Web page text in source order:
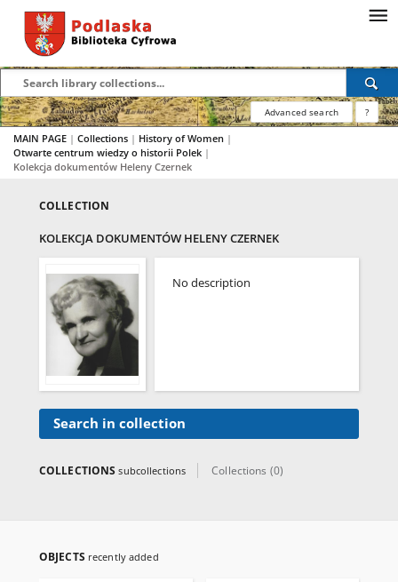
Advanced search ?
MAIN PAGE | Collections | History of Women |
Otwarte centrum wiedzy o historii Polek |
Kolekcja dokumentów Heleny Czernek
COLLECTION
KOLEKCJA DOKUMENTÓW HELENY CZERNEK
No description
Search in collection
COLLECTIONSsubcollections Collections (0)
OBJECTS recently added